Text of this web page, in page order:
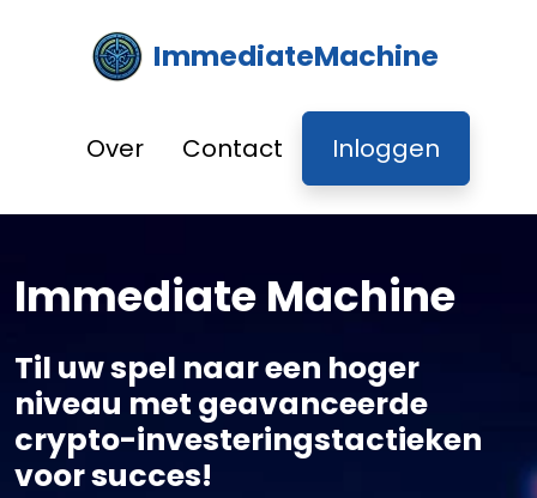
ImmediateMachine
Over Contact Inloggen
Immediate Machine
Til uw spel naar een hoger
niveau met geavanceerde
crypto-investeringstactieken
voor succes!